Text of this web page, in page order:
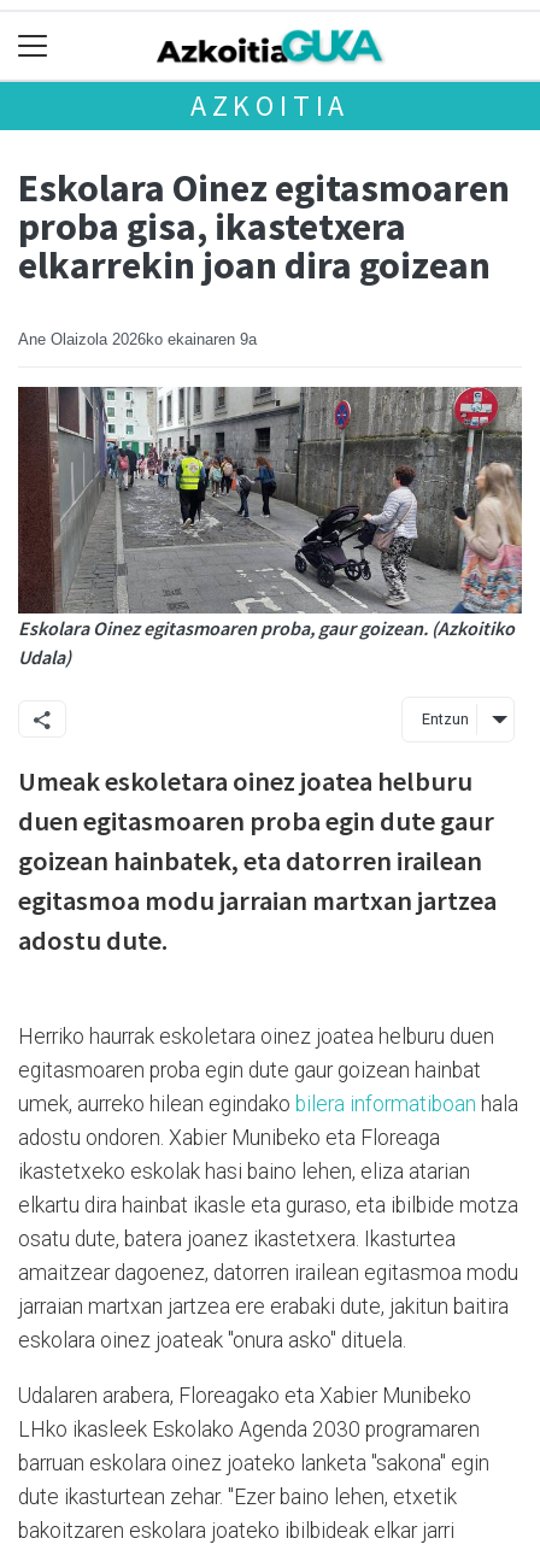
AZKOITIA
Eskolara Oinez egitasmoaren
proba gisa, ikastetxera
elkarrekin joan dira goizean
Ane Olaizola 2026ko ekainaren 9a
Eskolara Oinez egitasmoaren proba, gaur goizean. (Azkoitiko
Udala)
Entzun
Umeak eskoletara oinez joatea helburu
duen egitasmoaren proba egin dute gaur
goizean hainbatek, eta datorren irailean
egitasmoa modu jarraian martxan jartzea
adostu dute.
Herriko haurrak eskoletara oinez joatea helburu duen
egitasmoaren proba egin dute gaur goizean hainbat
umek, aurreko hilean egindako bilera informatiboan hala
adostu ondoren. Xabier Munibeko eta Floreaga
ikastetxeko eskolak hasi baino lehen, eliza atarian
elkartu dira hainbat ikasle eta guraso, eta ibilbide motza
osatu dute, batera joanez ikastetxera. Ikasturtea
amaitzear dagoenez, datorren irailean egitasmoa modu
jarraian martxan jartzea ere erabaki dute, jakitun baitira
eskolara oinez joateak "onura asko" dituela.
Udalaren arabera, Floreagako eta Xabier Munibeko
LHko ikasleek Eskolako Agenda 2030 programaren
barruan eskolara oinez joateko lanketa "sakona" egin
dute ikasturtean zehar. "Ezer baino lehen, etxetik
bakoitzaren eskolara joateko ibilbideak elkar jarri